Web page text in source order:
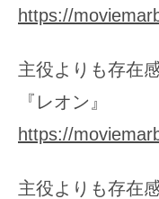
https://
主役よりも存在
『レオン』
https://
主役よりも存在